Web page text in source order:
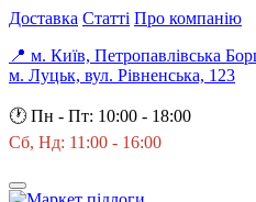
Доставка Статті Про компанію
📍 м. Київ, Петропавлівська
м. Луцьк, вул. Рівненська, 123
🕐 Пн - Пт: 10:00 - 18:00
Сб, Нд: 11:00 - 16:00